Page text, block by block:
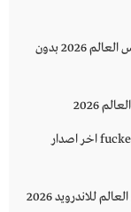
تحميل تطبيق ياسين تيفي على الايفون مشاهدة كأس العالم 2026 بدون
2026
تحميل لعبة فكر مان للاندرويد 2026 fucker man apk اخر اصدار
olrockt com موقع olrockt com لمشاهدة كاس العالم للاندرويد 2026